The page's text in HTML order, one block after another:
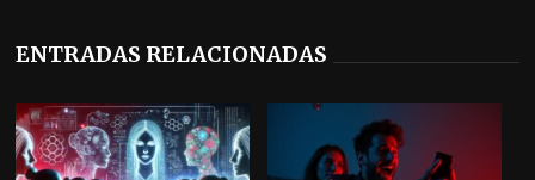
ENTRADAS RELACIONADAS